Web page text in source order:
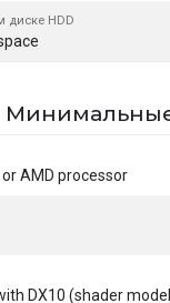
диске HDD
AMD processor
DX10 (shader